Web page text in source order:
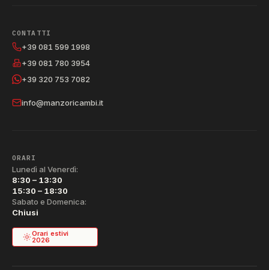
CONTATTI
+39 081 599 1998
+39 081 780 3954
+39 320 753 7082
info@manzoricambi.it
ORARI
Lunedì al Venerdì:
8:30 – 13:30
15:30 – 18:30
Sabato e Domenica:
Chiusi
Orari estivi
2026